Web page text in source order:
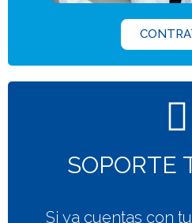
SOPORTE
Si ya cuentas con